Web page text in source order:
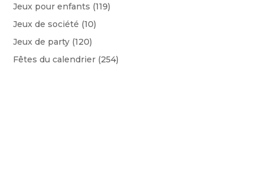
Jeux pour enfants (119)
Jeux de société (10)
Jeux de party (120)
Fêtes du calendrier (254)